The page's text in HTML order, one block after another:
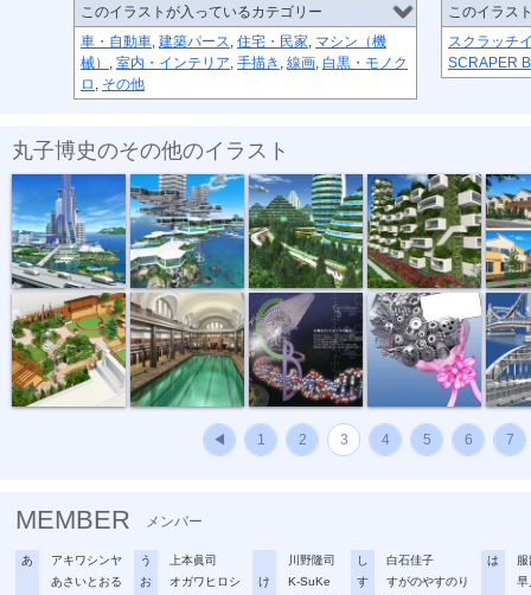
このイラストが入っているカテゴリー
車・自動車, 建築パース, 住宅・民家, マシン（機
械） , 室内・インテリア, 手描き , 線画, 白黒・モノク
ロ , その他
このイラス
スクラッチ
SCRAPER
丸子博史のその他のイラスト
未来の都市 スカイマンシ... GreenCity
屋上庭園 ウォーターテ... NANO＆DNA 鉄の花束 永大
◀ 1 2 3 4 5 6 7
MEMBER メンバー
あ
アキワシンヤ
あさいとおる
う
上本眞司
お
オガワヒロシ
川野隆司
け
K-SuKe
し
白石佳子
す
すがのやすのり
は
早